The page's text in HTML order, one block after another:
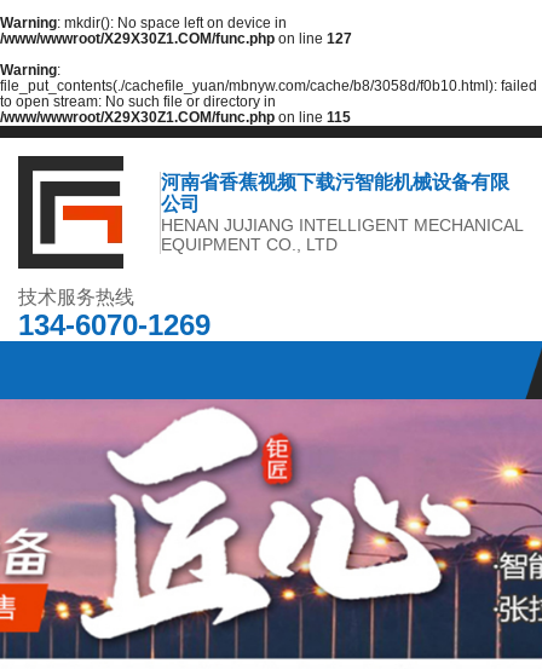
Warning: mkdir(): No space left on device in
/www/wwwroot/X29X30Z1.COM/func.php on line 127
Warning:
file_put_contents(./cachefile_yuan/mbnyw.com/cache/b8/3058d/f0b10.html): failed
to open stream: No such file or directory in
/www/wwwroot/X29X30Z1.COM/func.php on line 115
河南省香蕉视频下载污智能机械设备有限
公司
HENAN JUJIANG INTELLIGENT MECHANICAL
EQUIPMENT CO., LTD
技术服务热线
134-6070-1269